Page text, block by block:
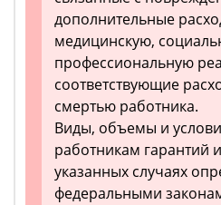
дополнительные
медицинскую,
профессиональную
соответствующие
смертью работника.
Виды, объемы и
работникам гарантий
указанных случаях
федеральными